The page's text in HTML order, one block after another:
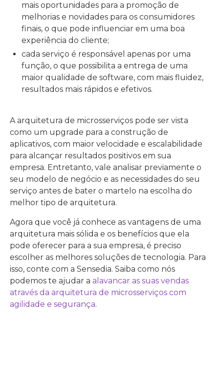
mais oportunidades para a promoção de
melhorias e novidades para os consumidores
finais, o que pode influenciar em uma boa
experiência do cliente;
cada serviço é responsável apenas por uma
função, o que possibilita a entrega de uma
maior qualidade de software, com mais fluidez,
resultados mais rápidos e efetivos.
A arquitetura de microsserviços pode ser vista
como um upgrade para a construção de
aplicativos, com maior velocidade e escalabilidade
para alcançar resultados positivos em sua
empresa. Entretanto, vale analisar previamente o
seu modelo de negócio e as necessidades do seu
serviço antes de bater o martelo na escolha do
melhor tipo de arquitetura.
Agora que você já conhece as vantagens de uma
arquitetura mais sólida e os benefícios que ela
pode oferecer para a sua empresa, é preciso
escolher as melhores soluções de tecnologia. Para
isso, conte com a Sensedia. Saiba como nós
podemos te ajudar a alavancar as suas vendas
através da arquitetura de microsserviços com
agilidade e segurança.